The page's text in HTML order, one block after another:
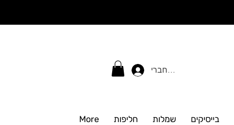
התחברי
בייסיקים שמלות חליפות More